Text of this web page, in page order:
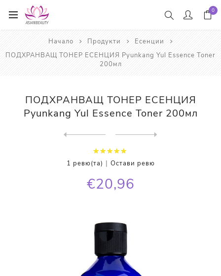
0
Начало Продукти
Есенции
ПОДХРАНВАЩ ТОНЕР ЕСЕНЦИЯ Pyunkang Yul Essence Toner
200мл
ПОДХРАНВАЩ ТОНЕР ЕСЕНЦИЯ
Pyunkang Yul Essence Toner 200мл
1 ревю(та) | Остави ревю
€20,96